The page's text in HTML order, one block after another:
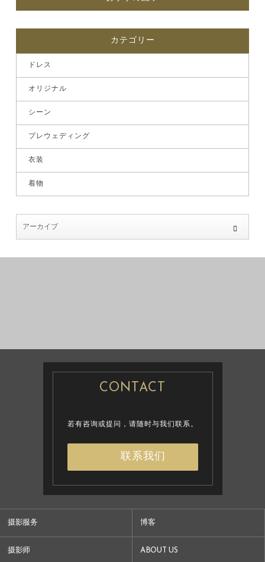
カテゴリー
ドレス
オリジナル
シーン
プレウェディング
衣装
着物
摄影服务
摄影师
博客
ABOUT US
CONTACT
若有咨询或提问，请随时与我们联系。
联系我们